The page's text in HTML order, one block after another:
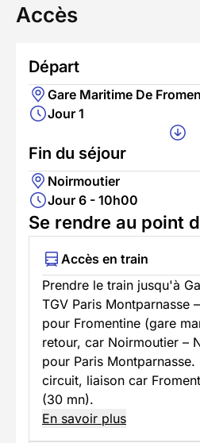
Accès
Départ
Gare Maritime De
Jour 1
Fin du séjour
Noirmoutier
Jour 6 - 10h00
Se rendre au point
Accès en train
Prendre le train jusqu'à
TGV Paris Montparnasse
pour Fromentine (gare
retour, car Noirmoutier –
pour Paris Montparnasse.
circuit, liaison car
(30 mn).
En savoir plus